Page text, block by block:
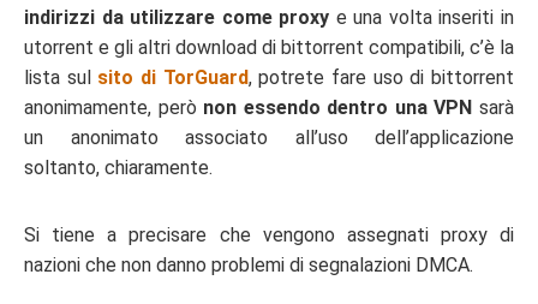
indirizzi da utilizzare come proxy e una volta inseriti in
utorrent e gli altri download di bittorrent compatibili, c’è la
lista sulsito di TorGuard, potrete fare uso di bittorrent
anonimamente, però non essendo dentro una VPN sarà
un anonimato associato all’uso dell’applicazione
soltanto, chiaramente.
Si tiene a precisare che vengono assegnati proxy di
nazioni che non danno problemi di segnalazioni DMCA.